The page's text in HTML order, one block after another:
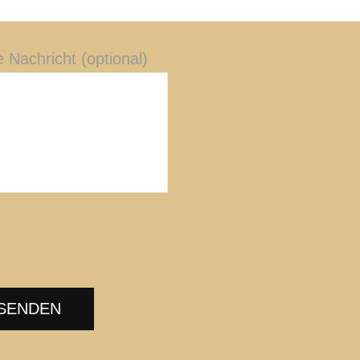
Nachricht (optional)